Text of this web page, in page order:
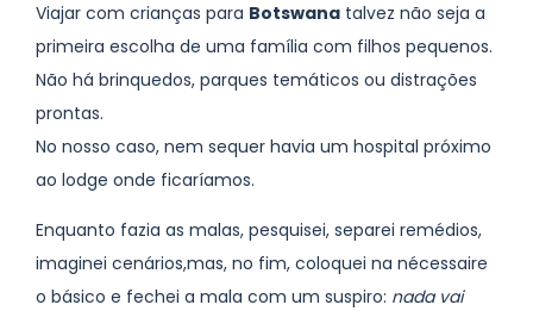
Viajar com crianças para Botswana talvez não seja a
primeira escolha de uma família com filhos pequenos.
Não há brinquedos, parques temáticos ou distrações
prontas.
No nosso caso, nem sequer havia um hospital próximo
ao lodge onde ficaríamos.
Enquanto fazia as malas, pesquisei, separei remédios,
imaginei cenários,mas, no fim, coloquei na nécessaire
o básico e fechei a mala com um suspiro: nada vai